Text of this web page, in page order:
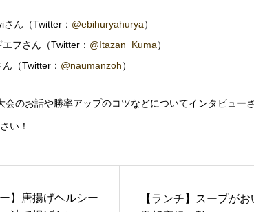
ん（Twitter： @ebihuryahurya）
フさん（Twitter： @Itazan_Kuma）
（Twitter： @naumanzoh）
会のお話や勝率アップのコツなどについてインタビュー
い！
ー】唐揚げヘルシー
【ランチ】スープがお